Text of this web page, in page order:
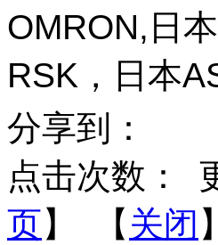
OMRON,日
RSK，日本
分享到：
点击次数：
页】 【 关闭 】